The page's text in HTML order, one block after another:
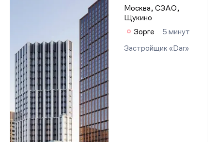
Москва, СЗАО,
Щукино
Зорге
5 минут
Застройщик «Dar»